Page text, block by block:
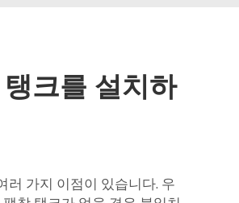
크를 설치하
러 가지 이점이 있습니다. 우